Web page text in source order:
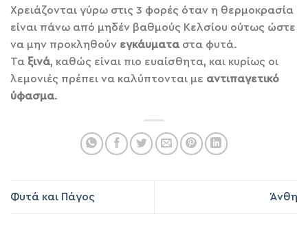
Χρειάζονται γύρω στις 3 φορές όταν η θερμοκρασία
είναι πάνω από μηδέν βαθμούς Κελσίου ούτως ώστε
να μην προκληθούν εγκάυματα στα φυτά.
Τα ξινά, καθώς είναι πιο ευαίσθητα, και κυρίως οι
λεμονιές πρέπει να καλύπτονται με αντιπαγετικό
ύφασμα.
Φυτά και Πάγος Άνθη